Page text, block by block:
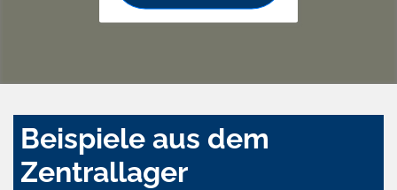
Beispiele aus dem
Zentrallager